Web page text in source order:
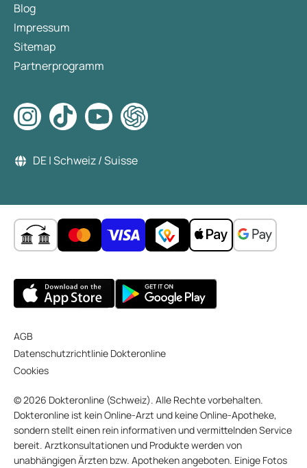
Blog
Impressum
Sitemap
Partnerprogramm
DE | Schweiz / Suisse
AGB
Datenschutzrichtlinie Dokteronline
Cookies
© 2026 Dokteronline (Schweiz). Alle Rechte vorbehalten.
Dokteronline ist kein Online-Arzt und keine Online-Apotheke,
sondern stellt einen rein informativen und vermittelnden Service
bereit. Arztkonsultationen und Produkte werden von
unabhängigen Ärzten bzw. Apotheken angeboten. Einige Fotos